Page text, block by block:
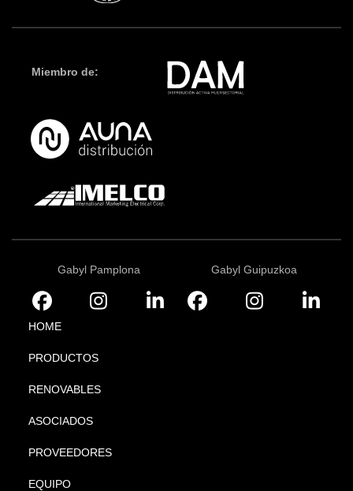
Miembro de:
Gabyl Pamplona Gabyl Guipuzkoa
HOME
PRODUCTOS
RENOVABLES
ASOCIADOS
PROVEEDORES
EQUIPO